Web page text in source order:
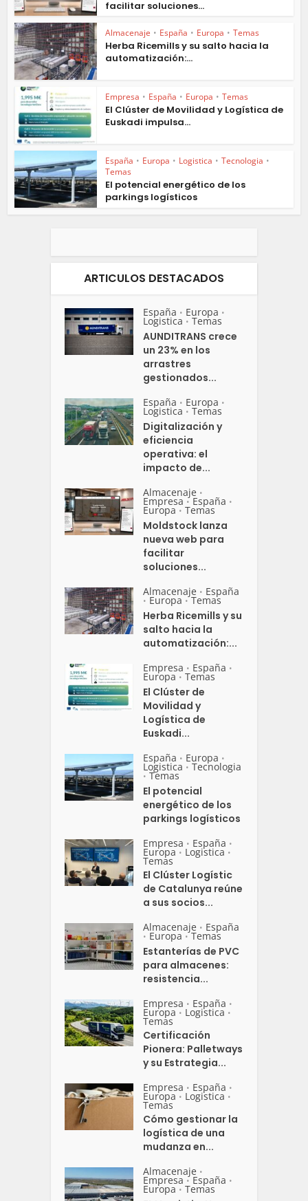
facilitar soluciones...
Almacenaje • España • Europa • Temas
Herba Ricemills y su salto hacia la
automatización:...
Empresa • España • Europa • Temas
El Clúster de Movilidad y Logística de
Euskadi impulsa...
España • Europa • Logistica • Tecnologia •
Temas
El potencial energético de los
parkings logísticos
ARTICULOS DESTACADOS
España • Europa •
Logistica • Temas
AUNDITRANS crece
un 23% en los
arrastres
gestionados...
España • Europa •
Logistica • Temas
Digitalización y
eficiencia
operativa: el
impacto de...
Almacenaje •
Empresa • España •
Europa • Temas
Moldstock lanza
nueva web para
facilitar
soluciones...
Almacenaje • España
• Europa • Temas
Herba Ricemills y su
salto hacia la
automatización:...
Empresa • España •
Europa • Temas
El Clúster de
Movilidad y
Logística de
Euskadi...
España • Europa •
Logistica • Tecnologia
• Temas
El potencial
energético de los
parkings logísticos
Empresa • España •
Europa • Logistica •
Temas
El Clúster Logístic
de Catalunya reúne
a sus socios...
Almacenaje • España
• Europa • Temas
Estanterías de PVC
para almacenes:
resistencia...
Empresa • España •
Europa • Logistica •
Temas
Certificación
Pionera: Palletways
y su Estrategia...
Empresa • España •
Europa • Logistica •
Temas
Cómo gestionar la
logística de una
mudanza en...
Almacenaje •
Empresa • España •
Europa • Temas